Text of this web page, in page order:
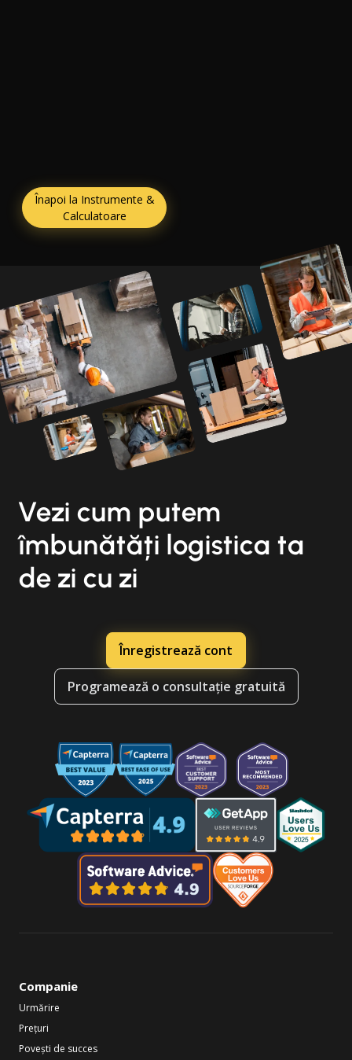
Înapoi la Instrumente &
Calculatoare
Vezi cum putem
îmbunătăți logistica ta
de zi cu zi
Înregistrează cont
Programează o consultație gratuită
Companie
Urmărire
Prețuri
Povești de succes